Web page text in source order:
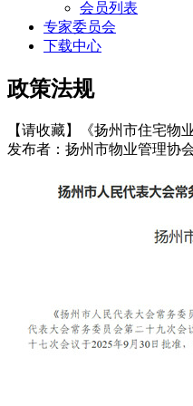
会员列表
专家委员会
下载中心
政策法规
【请收藏】《扬州市住宅物
发布者：扬州市物业管理协